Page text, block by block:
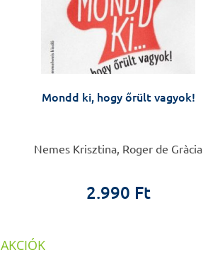
Mondd ki, hogy őrült vagyok!
Nemes Krisztina, Roger de Gràcia
2.990 Ft
AKCIÓK